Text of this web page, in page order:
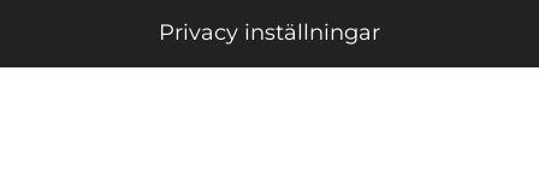
Privacy inställningar